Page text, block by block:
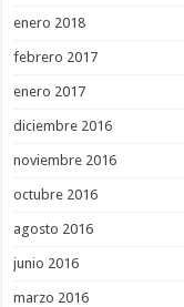
enero 2018
febrero 2017
enero 2017
diciembre 2016
noviembre 2016
octubre 2016
agosto 2016
junio 2016
marzo 2016